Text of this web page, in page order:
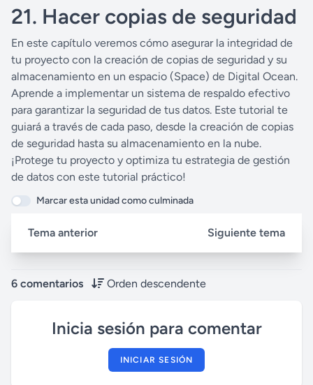
21. Hacer copias de seguridad
En este capítulo veremos cómo asegurar la integridad de
tu proyecto con la creación de copias de seguridad y su
almacenamiento en un espacio (Space) de Digital Ocean.
Aprende a implementar un sistema de respaldo efectivo
para garantizar la seguridad de tus datos. Este tutorial te
guiará a través de cada paso, desde la creación de copias
de seguridad hasta su almacenamiento en la nube.
¡Protege tu proyecto y optimiza tu estrategia de gestión
de datos con este tutorial práctico!
Marcar esta unidad como culminada
Tema anterior Siguiente tema
6 comentarios Orden descendente
Inicia sesión para comentar
INICIAR SESIÓN